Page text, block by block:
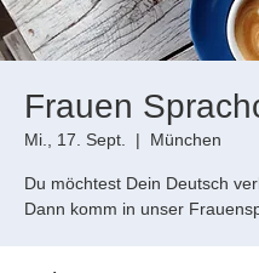
Frauen
Mi., 17. Sept.
  |
München
Du möchtest Dein Deutsch
Dann komm in unser